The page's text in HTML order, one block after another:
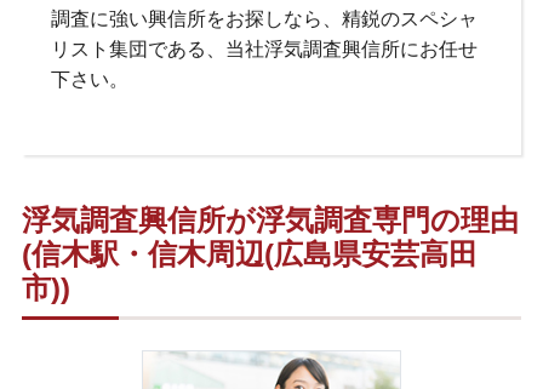
調査に強い興信所をお探しなら、精鋭のスペシャ
リスト集団である、当社浮気調査興信所にお任せ
下さい。
浮気調査興信所が浮気調査専門の理由
(信木駅・信木周辺(広島県安芸高田
市))